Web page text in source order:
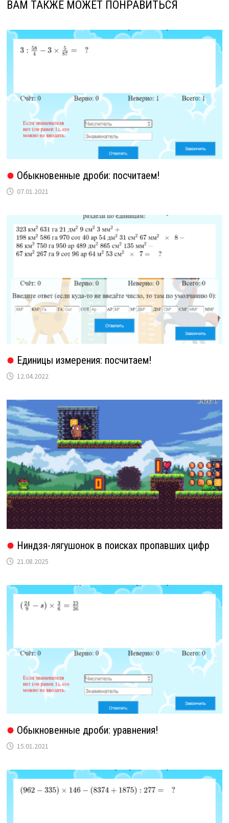
ВАМ ТАКЖЕ МОЖЕТ ПОНРАВИТЬСЯ
Обыкновенные дроби: посчитаем!
07.01.2021
Единицы измерения: посчитаем!
12.04.2022
Ниндзя-лягушонок в поисках пропавших цифр
21.08.2025
Обыкновенные дроби: уравнения!
15.01.2021